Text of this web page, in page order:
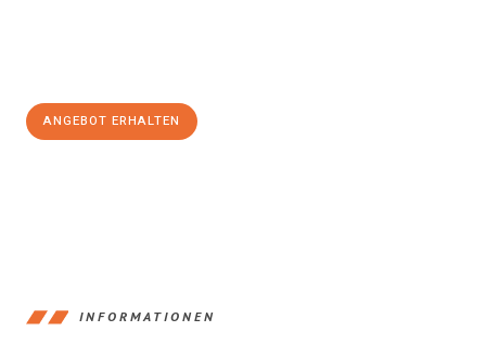
ANGEBOT ERHALTEN
INFORMATIONEN